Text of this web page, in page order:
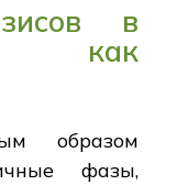
в
как
образом
фазы,